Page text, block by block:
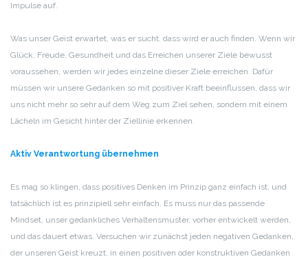
Impulse auf.
Was unser Geist erwartet, was er sucht, dass wird er auch finden. Wenn wir
Glück, Freude, Gesundheit und das Erreichen unserer Ziele bewusst
voraussehen, werden wir jedes einzelne dieser Ziele erreichen. Dafür
müssen wir unsere Gedanken so mit positiver Kraft beeinflussen, dass wir
uns nicht mehr so sehr auf dem Weg zum Ziel sehen, sondern mit einem
Lächeln im Gesicht hinter der Ziellinie erkennen.
Aktiv Verantwortung übernehmen
Es mag so klingen, dass positives Denken im Prinzip ganz einfach ist, und
tatsächlich ist es prinzipiell sehr einfach. Es muss nur das passende
Mindset, unser gedankliches Verhaltensmuster, vorher entwickelt werden,
und das dauert etwas. Versuchen wir zunächst jeden negativen Gedanken,
der unseren Geist kreuzt, in einen positiven oder konstruktiven Gedanken